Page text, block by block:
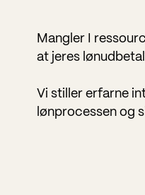
Mangler I
at jeres
Vi stiller erfarne
lønprocessen og